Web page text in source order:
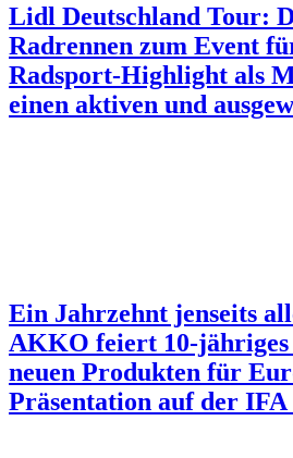
Lidl Deutschland Tour:
Radrennen zum Event
Radsport-Highlight als
einen aktiven und
Ein Jahrzehnt jenseits
AKKO feiert 10-
neuen Produkten für
Präsentation auf der IFA